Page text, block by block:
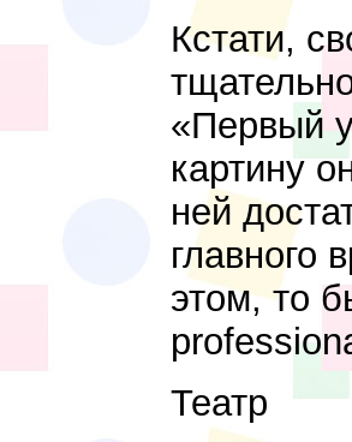
Кстати,
«Первый
картину
ней
главного
этом, то
Театр